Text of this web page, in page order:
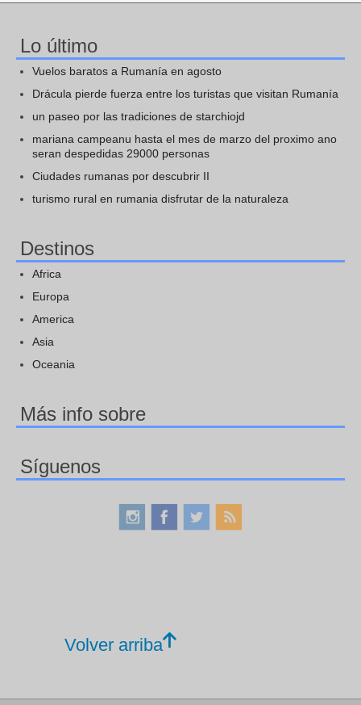
Lo último
Vuelos baratos a Rumanía en agosto
Drácula pierde fuerza entre los turistas que visitan Rumanía
un paseo por las tradiciones de starchiojd
mariana campeanu hasta el mes de marzo del proximo ano
seran despedidas 29000 personas
Ciudades rumanas por descubrir II
turismo rural en rumania disfrutar de la naturaleza
Destinos
Africa
Europa
America
Asia
Oceania
Más info sobre
Síguenos
Volver arriba